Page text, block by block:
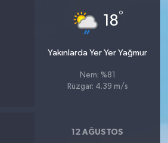
18°
Yakınlarda Yer Yer Yağmur
Nem: %81
Rüzgar: 4.39 m/s
12 AĞUSTOS